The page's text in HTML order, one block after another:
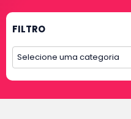
FILTRO